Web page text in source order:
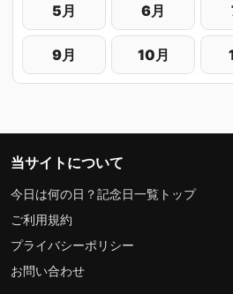
5月 6月
9月 10月
当サイトについて
今日は何の日？記念日一覧トップ
ご利用規約
プライバシーポリシー
お問い合わせ